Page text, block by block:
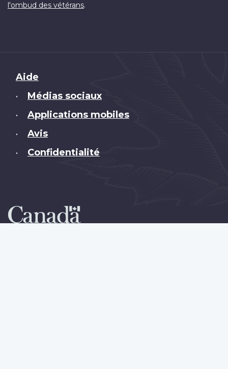
l'ombud des vétérans.
Brand
Aide
• Médias sociaux
• Applications mobiles
• Avis
• Confidentialité